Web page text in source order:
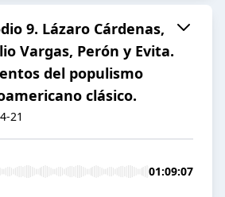
9. Lázaro Cárdenas,
Vargas, Perón y Evita.
del populismo
clásico.
21
01:09:07